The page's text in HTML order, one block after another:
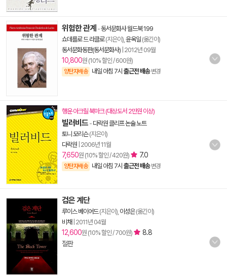
위험한 관계 -동서문화사 월드북 199
쇼데를로 드 라클로(지은이), 윤옥일 (옮긴이)
동서문화동판(동서문화사) 2012년 09월
10,800원 (10% 할인 / 600원)
양탄자배송 내일 아침 7시 출근전 배송 변경
행운 아크릴 북마크 (대상도서 2만원 이상)
빌러비드 - 다락원 클리프 논술 노트
토니 모리슨(지은이)
다락원 2006년 11월
7,650원 (10% 할인 / 420원) 7.0
양탄자배송 내일 아침 7시 출근전 배송 변경
검은 계단
루이스 베이어드(지은이), 이성은(옮긴이)
비채 2011년 04월
12,600원 (10% 할인 / 700원)
8.8
절판